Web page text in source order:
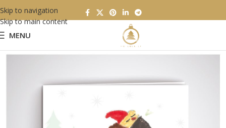
Skip to navigation
Skip to main content
MENU